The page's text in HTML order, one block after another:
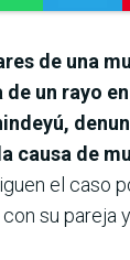
de una
un rayo
causa de
el caso
su pareja